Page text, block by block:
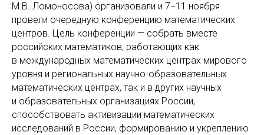
М.В. Ломоносова) организовали и 7−11 ноября
провели очередную конференцию математических
центров. Цель конференции — собрать вместе
российских математиков, работающих как
в международных математических центрах мирового
уровня и региональных научно-образовательных
математических центрах, так и в других научных
и образовательных организациях России,
способствовать активизации математических
исследований в России, формированию и укреплению